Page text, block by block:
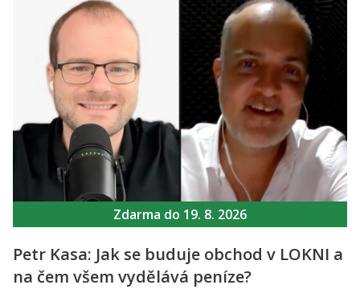
Zdarma do 19. 8. 2026
Petr Kasa: Jak se buduje obchod v LOKNI a
na čem všem vydělává peníze?